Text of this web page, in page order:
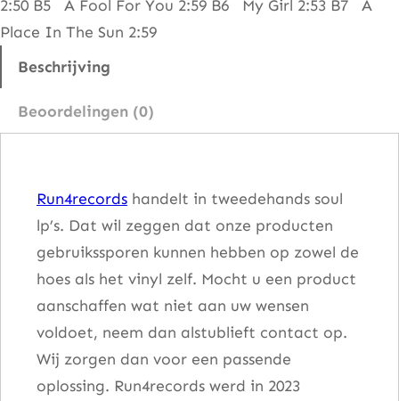
h
e
e
2:50 B5 A Fool For You 2:59 B6 My Girl 2:53 B7 A
Place In The Sun 2:59
Beschrijving
Beoordelingen (0)
Run4records handelt in tweedehands soul
lp’s. Dat wil zeggen dat onze producten
gebruikssporen kunnen hebben op zowel de
hoes als het vinyl zelf. Mocht u een product
aanschaffen wat niet aan uw wensen
voldoet, neem dan alstublieft contact op.
Wij zorgen dan voor een passende
oplossing. Run4records werd in 2023